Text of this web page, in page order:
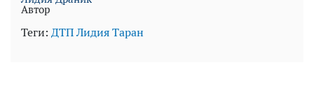
Автор
Теги: ДТПЛидия Таран